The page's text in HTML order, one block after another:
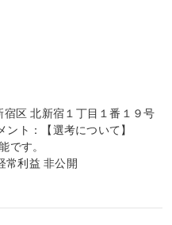
区 北新宿１丁目１番１９号
ト：【選考について】
です。
常利益 非公開